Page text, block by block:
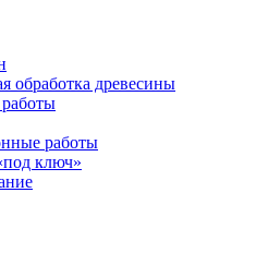
обработка древесины
работы
ключ»